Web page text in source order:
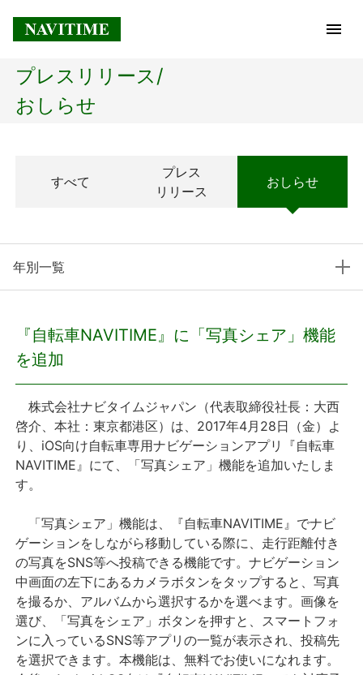
トップページ
経営理念
プレスリリース
プレスリリース
おしらせ
個人向けサービス
法人向けサービス
採用情報
English
プレスリリース/
おしらせ
すべて
プレス
リリース
おしらせ
年別一覧
『自転車NAVITIME』に「写真シェア」機能
を追加
株式会社ナビタイムジャパン（代表取締役社長：大西
啓介、本社：東京都港区）は、2017年4月28日（金）よ
り、iOS向け自転車専用ナビゲーションアプリ『自転車
NAVITIME』にて、「写真シェア」機能を追加いたしま
す。
「写真シェア」機能は、『自転車NAVITIME』でナビ
ゲーションをしながら移動している際に、走行距離付き
の写真をSNS等へ投稿できる機能です。ナビゲーション
中画面の左下にあるカメラボタンをタップすると、写真
を撮るか、アルバムから選択するかを選べます。画像を
選び、「写真をシェア」ボタンを押すと、スマートフォ
ンに入っているSNS等アプリの一覧が表示され、投稿先
を選択できます。本機能は、無料でお使いになれます。